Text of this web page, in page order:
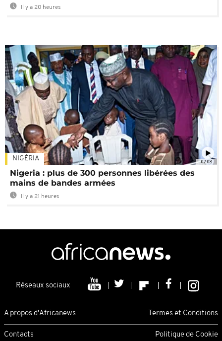
Il y a 20 heures
02:08
NIGÉRIA
Nigeria : plus de 300 personnes libérées des
mains de bandes armées
Il y a 21 heures
Réseaux sociaux
A propos d'Africanews Termes et Conditions
Contacts Politique de Cookie